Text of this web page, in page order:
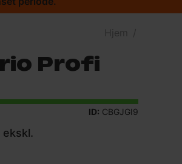
Hjem /
Profi
ID: CBGJGI9
ekskl.